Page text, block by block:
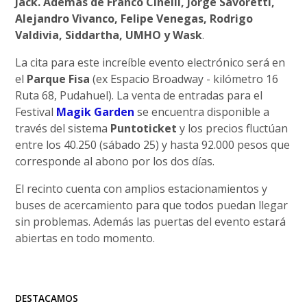
Alejandro Vivanco, Felipe Venegas, Rodrigo
Valdivia, Siddartha, UMHO y Wask.
La cita para este increíble evento electrónico será en
el Parque Fisa (ex Espacio Broadway - kilómetro 16
Ruta 68, Pudahuel). La venta de entradas para el
Festival Magik Garden se encuentra disponible a
través del sistema Puntoticket y los precios fluctúan
entre los 40.250 (sábado 25) y hasta 92.000 pesos que
corresponde al abono por los dos días.
El recinto cuenta con amplios estacionamientos y
buses de acercamiento para que todos puedan llegar
sin problemas. Además las puertas del evento estará
abiertas en todo momento.
DESTACAMOS